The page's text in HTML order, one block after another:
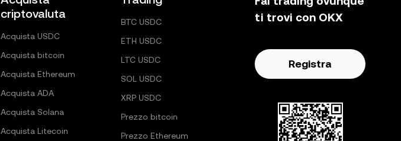
criptovaluta
Acquista USDC
Acquista bitcoin
Acquista Ethereum
Acquista ADA
Acquista Solana
Acquista Litecoin
BTC USDC
ETH USDC
LTC USDC
SOL USDC
XRP USDC
Prezzo bitcoin
Prezzo Ethereum
ti trovi con OKX
Registra